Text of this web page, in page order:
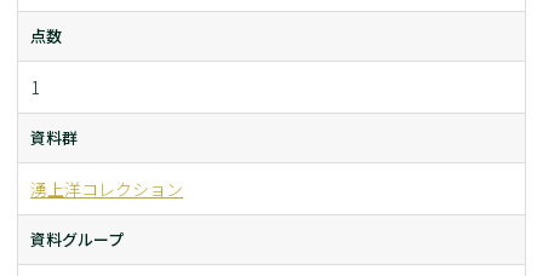
点数
1
資料群
湧上洋コレクション
資料グループ